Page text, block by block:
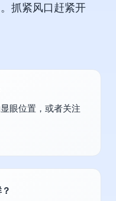
抓紧风口赶紧开
眼位置，或者关注